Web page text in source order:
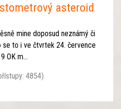
asteroid
mine doposud neznámý či
se to i ve čtvrtek 24. července
OK m...
4854)